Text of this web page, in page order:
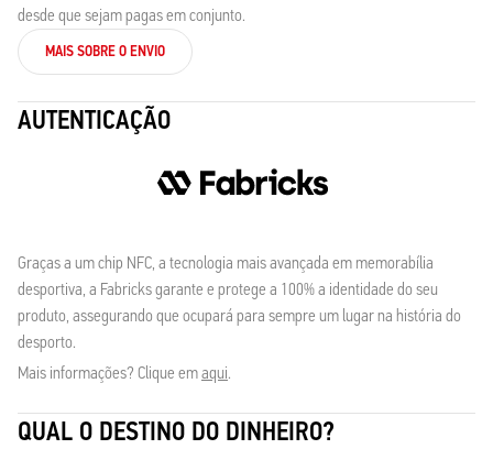
desde que sejam pagas em conjunto.
MAIS SOBRE O ENVIO
AUTENTICAÇÃO
Graças a um chip NFC, a tecnologia mais avançada em memorabília
desportiva, a Fabricks garante e protege a 100% a identidade do seu
produto, assegurando que ocupará para sempre um lugar na história do
desporto.
Mais informações? Clique emaqui.
QUAL O DESTINO DO DINHEIRO?